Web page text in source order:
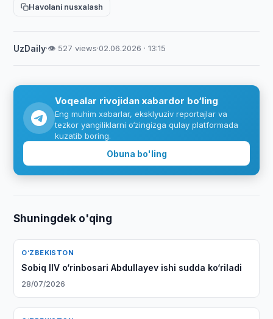
Havolani nusxalash
UzDaily·👁 527 views·02.06.2026 · 13:15
Voqealar rivojidan xabardor bo‘ling
Eng muhim xabarlar, eksklyuziv reportajlar va
tezkor yangiliklarni o‘zingizga qulay platformada
kuzatib boring.
Obuna bo'ling
Shuningdek o'qing
O‘ZBEKISTON
Sobiq IIV o‘rinbosari Abdullayev ishi sudda ko‘riladi
28/07/2026